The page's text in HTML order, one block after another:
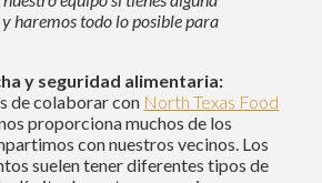
haremos todo lo posible para
y seguridad alimentaria:
de colaborar con North Texas Food
proporciona muchos de los
con nuestros vecinos. Los
suelen tener diferentes tipos de